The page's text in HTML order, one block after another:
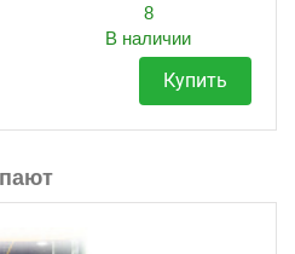
8
В наличии
Купить